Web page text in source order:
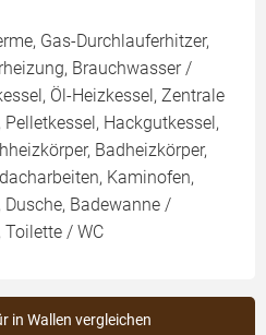
Gas-Durchlauferhitzer,
Brauchwasser /
Öl-Heizkessel, Zentrale
Hackgutkessel,
Badheizkörper,
Kaminofen,
Badewanne /
Toilette / WC
in Wallen vergleichen